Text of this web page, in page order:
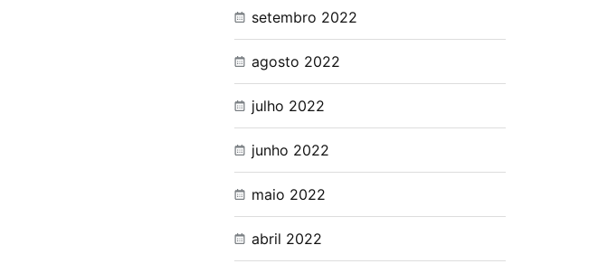
setembro 2022
agosto 2022
julho 2022
junho 2022
maio 2022
abril 2022